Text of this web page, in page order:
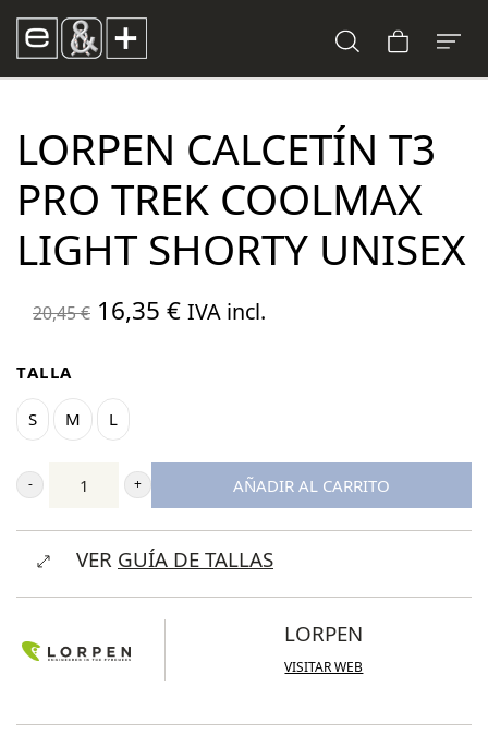
LORPEN CALCETÍN T3
PRO TREK COOLMAX
LIGHT SHORTY UNISEX
20,45€ El
era:
20,45 €.
16,35 €El
IVA incl.
TALLA
S M L
Lorpen
Calcetín
Coolmax
AÑADIR AL CARRITO
VER GUÍA DE TALLAS
LORPEN
VISITAR WEB